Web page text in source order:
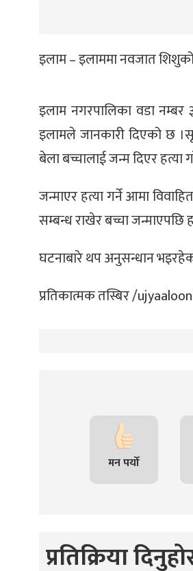
इलाम – इलाममा नवजात
इलाम नगरपालिका वडा नम्बर
इलामले जानकारी दिएको छ
बेला बच्चालाई जन्म दिएर हत्या
जन्माएर हत्या गर्ने आमा
सम्बन्ध राखेर बच्चा
घटनाबारे थप अनुसन्धान
प्रतिकात्मक तस्बिर /
मन पर्यो
प्रतिक्रिया